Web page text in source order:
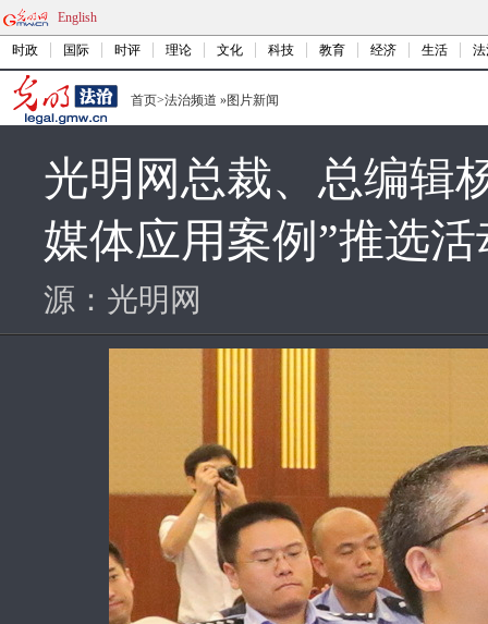
English
时政 国际 时评 理论 文化 科技 教育 经济 生活
首页>法治频道 »图片新闻
光明网总裁、总编辑
媒体应用案例”推选
源： 光明网